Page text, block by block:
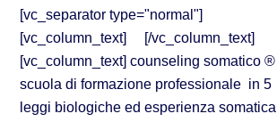
[vc_separator type="normal"]
[vc_column_text] [/vc_column_text]
[vc_column_text] counseling somatico ®
scuola di formazione professionale in 5
leggi biologiche ed esperienza somatica